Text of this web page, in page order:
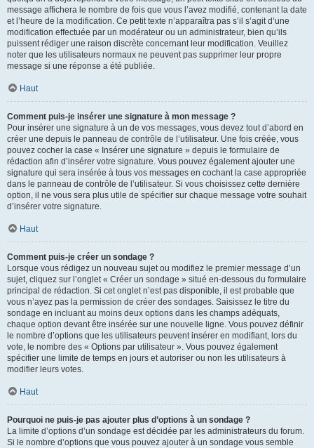
message affichera le nombre de fois que vous l’avez modifié, contenant la date
et l’heure de la modification. Ce petit texte n’apparaîtra pas s’il s’agit d’une
modification effectuée par un modérateur ou un administrateur, bien qu’ils
puissent rédiger une raison discrète concernant leur modification. Veuillez
noter que les utilisateurs normaux ne peuvent pas supprimer leur propre
message si une réponse a été publiée.
Haut
Comment puis-je insérer une signature à mon message ?
Pour insérer une signature à un de vos messages, vous devez tout d’abord en
créer une depuis le panneau de contrôle de l’utilisateur. Une fois créée, vous
pouvez cocher la case « Insérer une signature » depuis le formulaire de
rédaction afin d’insérer votre signature. Vous pouvez également ajouter une
signature qui sera insérée à tous vos messages en cochant la case appropriée
dans le panneau de contrôle de l’utilisateur. Si vous choisissez cette dernière
option, il ne vous sera plus utile de spécifier sur chaque message votre souhait
d’insérer votre signature.
Haut
Comment puis-je créer un sondage ?
Lorsque vous rédigez un nouveau sujet ou modifiez le premier message d’un
sujet, cliquez sur l’onglet « Créer un sondage » situé en-dessous du formulaire
principal de rédaction. Si cet onglet n’est pas disponible, il est probable que
vous n’ayez pas la permission de créer des sondages. Saisissez le titre du
sondage en incluant au moins deux options dans les champs adéquats,
chaque option devant être insérée sur une nouvelle ligne. Vous pouvez définir
le nombre d’options que les utilisateurs peuvent insérer en modifiant, lors du
vote, le nombre des « Options par utilisateur ». Vous pouvez également
spécifier une limite de temps en jours et autoriser ou non les utilisateurs à
modifier leurs votes.
Haut
Pourquoi ne puis-je pas ajouter plus d’options à un sondage ?
La limite d’options d’un sondage est décidée par les administrateurs du forum.
Si le nombre d’options que vous pouvez ajouter à un sondage vous semble